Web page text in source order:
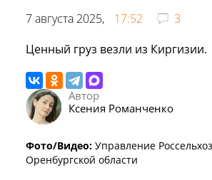
7 августа 2025, 17:52
3
Ценный груз везли из Киргизии.
Автор
Ксения Романченко
Фото/Видео: Управление
Оренбургской области